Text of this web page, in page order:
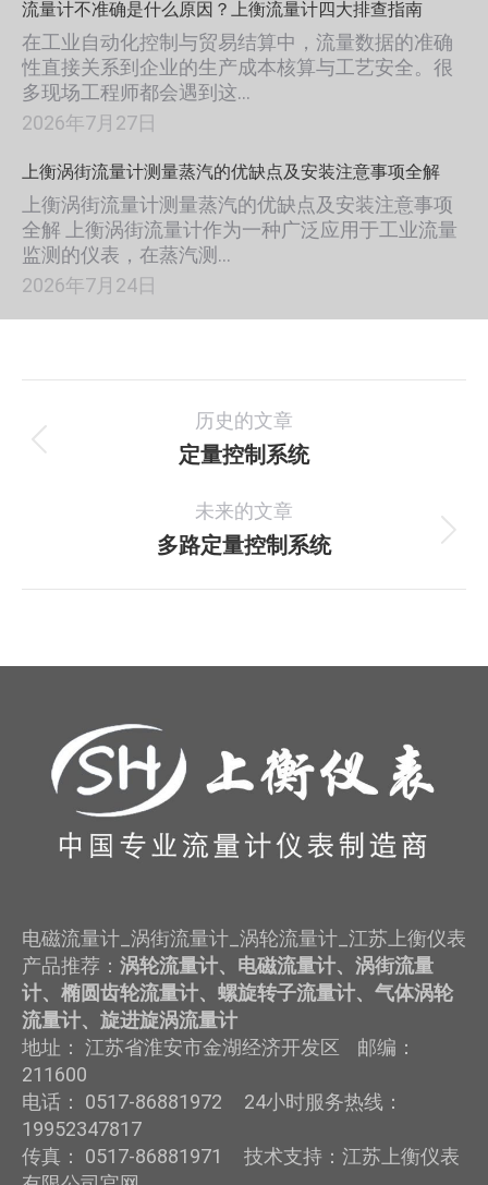
流量计不准确是什么原因？上衡流量计四大排查指南
在工业自动化控制与贸易结算中，流量数据的准确
性直接关系到企业的生产成本核算与工艺安全。很
多现场工程师都会遇到这…
2026年7月27日
上衡涡街流量计测量蒸汽的优缺点及安装注意事项全解
上衡涡街流量计测量蒸汽的优缺点及安装注意事项
全解 上衡涡街流量计作为一种广泛应用于工业流量
监测的仪表，在蒸汽测…
2026年7月24日
目
历史的文章
上
个
项
定量控制系统
未来的文章
下
目：
多路定量控制系统
电磁流量计_涡街流量计_涡轮流量计_江苏上衡仪表
产品推荐： 涡轮流量计、电磁流量计、涡街流量
计、椭圆齿轮流量计、螺旋转子流量计、气体涡轮
流量计、旋进旋涡流量计
地址： 江苏省淮安市金湖经济开发区 邮编：
211600
电话： 0517-86881972 24小时服务热线：
19952347817
传真： 0517-86881971 技术支持：江苏上衡仪表